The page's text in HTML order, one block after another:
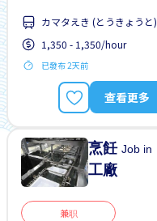
カマタえき (とうきょうと)
1,350 - 1,350/hour
已發布 2天前
查看更多
烹飪Job in
工廠
兼职